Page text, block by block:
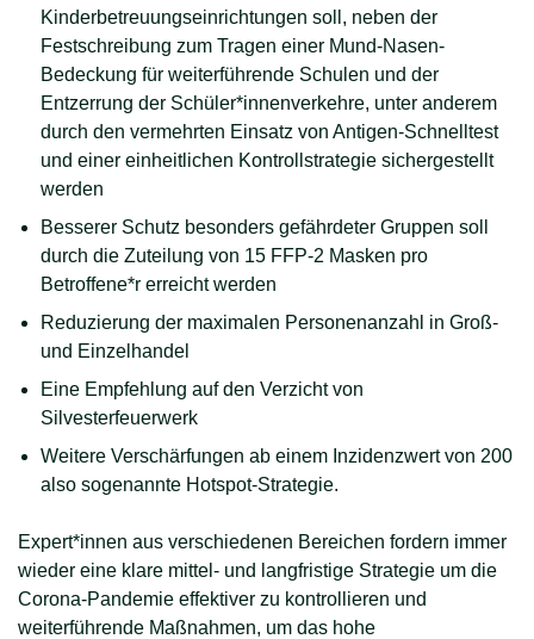
Kinderbetreuungseinrichtungen soll, neben der
Festschreibung zum Tragen einer Mund-Nasen-
Bedeckung für weiterführende Schulen und der
Entzerrung der Schüler*innenverkehre, unter anderem
durch den vermehrten Einsatz von Antigen-Schnelltest
und einer einheitlichen Kontrollstrategie sichergestellt
werden
Besserer Schutz besonders gefährdeter Gruppen soll
durch die Zuteilung von 15 FFP-2 Masken pro
Betroffene*r erreicht werden
Reduzierung der maximalen Personenanzahl in Groß-
und Einzelhandel
Eine Empfehlung auf den Verzicht von
Silvesterfeuerwerk
Weitere Verschärfungen ab einem Inzidenzwert von 200
also sogenannte Hotspot-Strategie.
Expert*innen aus verschiedenen Bereichen fordern immer
wieder eine klare mittel- und langfristige Strategie um die
Corona-Pandemie effektiver zu kontrollieren und
weiterführende Maßnahmen, um das hohe